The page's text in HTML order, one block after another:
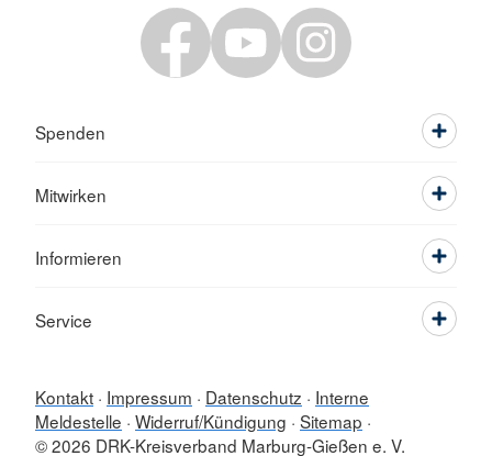
Spenden
Mitwirken
Informieren
Service
Kontakt Impressum Datenschutz
Interne
Meldestelle Widerruf/Kündigung Sitemap
© 2026 DRK-Kreisverband Marburg-Gießen e. V.